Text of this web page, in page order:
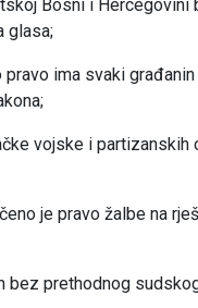
Bosni i
glasa;
ima svaki
vojske i
je pravo žalbe na
bez prethodnog